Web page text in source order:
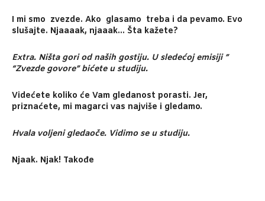
I mi smo zvezde. Ako glasamo treba i da pevamo. Evo
slušajte. Njaaaak, njaaak… Šta kažete?
Extra. Ništa gori od naših gostiju. U sledećoj emisiji ”
“Zvezde govore” bićete u studiju.
Videćete koliko će Vam gledanost porasti. Jer,
priznaćete, mi magarci vas najviše i gledamo.
Hvala voljeni gledaoče. Vidimo se u studiju.
Njaak. Njak! Takođe